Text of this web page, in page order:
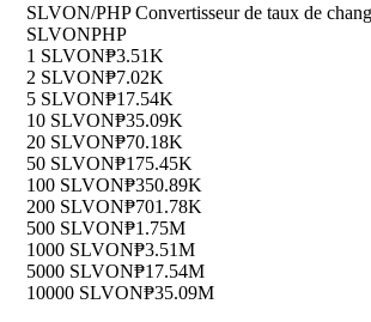
SLVON/PHP Convertisseur de taux de
SLVONPHP
1 SLVON₱3.51K
2 SLVON₱7.02K
5 SLVON₱17.54K
10 SLVON₱35.09K
20 SLVON₱70.18K
50 SLVON₱175.45K
100 SLVON₱350.89K
200 SLVON₱701.78K
500 SLVON₱1.75M
1000 SLVON₱3.51M
5000 SLVON₱17.54M
10000 SLVON₱35.09M